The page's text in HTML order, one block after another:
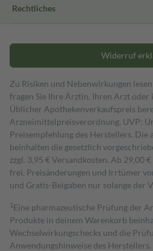
Rechtliches
Widerruf
Zu Risiken und Nebenwirkungen
fragen Sie Ihre Ärztin, Ihren Arzt oder
Üblicher Apothekenverkaufspreis
Arzneimittelpreisverordnung. UVP:
Preisempfehlung des Herstellers. Die
beinhalten die gesetzlich
zzgl. 3,95 € Versandkosten. Ab 29,00
frei. Preisänderungen und Irrtümer
und Gratis-Beigaben nur solange der
1 Eine pharmazeutische Prüfung der
Produkte in deinem Warenkorb
Wechselwirkungschecks und die
Anwendungshinweise des Herstellers.